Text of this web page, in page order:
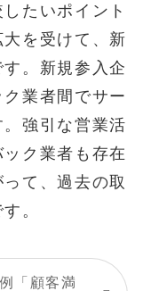
たいポイント
を受けて、新
。新規参入企
業者間でサー
強引な営業活
ク業者も存在
て、過去の取
。
「顧客満